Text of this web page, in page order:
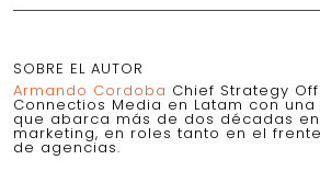
SOBRE EL AUTOR
Armando Cordoba Chief Strategy
Connectios Media en Latam con
que abarca más de dos décadas
marketing, en roles tanto en el
de agencias.